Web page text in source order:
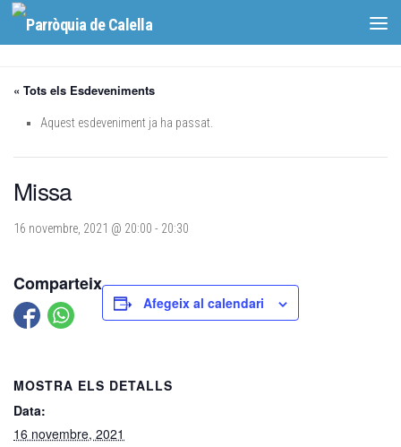
Skip to content
« Tots els Esdeveniments
Aquest esdeveniment ja ha passat.
Missa
16 novembre, 2021 @ 20:00 - 20:30
Comparteix
Afegeix al calendari
MOSTRA ELS DETALLS
Data:
16 novembre, 2021